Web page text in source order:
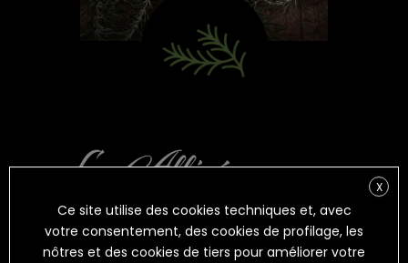
IL RICORDO
X
Ce site utilise des cookies techniques et, avec
votre consentement, des cookies de profilage, les
nôtres et des cookies de tiers pour améliorer votre